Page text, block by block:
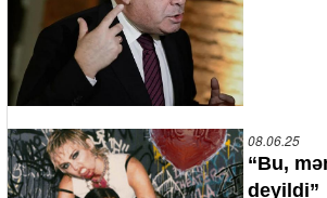
08.06.25
“Bu,
deyildi”